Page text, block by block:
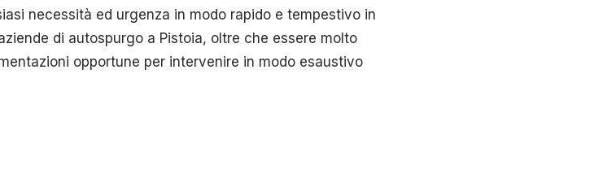
necessità ed urgenza in modo rapido e tempestivo in
di autospurgo a Pistoia, oltre che essere molto
opportune per intervenire in modo esaustivo